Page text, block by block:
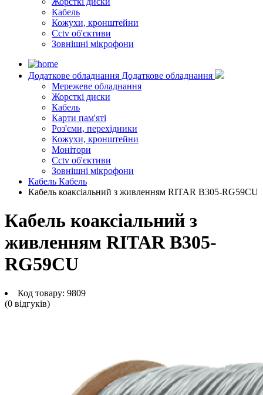
Кабель
Кожухи, кронштейни
Cctv об'єктиви
Зовнішні мікрофони
Додаткове обладнання Додаткове обладнання
Мережеве обладнання
Жорсткі диски
Кабель
Карти пам'яті
Роз'єми, перехідники
Кожухи, кронштейни
Монітори
Cctv об'єктиви
Зовнішні мікрофони
Кабель Кабель
Кабель коаксіальний з живленням RITAR B305-RG59CU
Кабель коаксіальний з
живленням RITAR B305-
RG59CU
Код товару: 9809
(0 вiдгукiв)